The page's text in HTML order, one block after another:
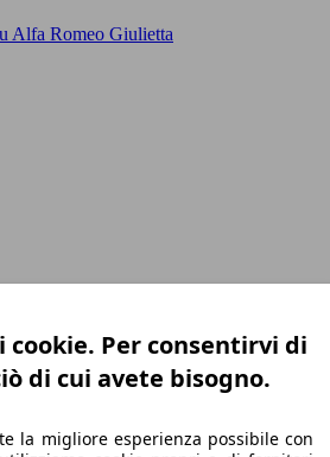
Alfa Romeo Giulietta
cookie. Per consentirvi di
di cui avete bisogno.
la migliore esperienza possibile con